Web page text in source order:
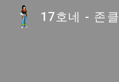
17호네 - 존클